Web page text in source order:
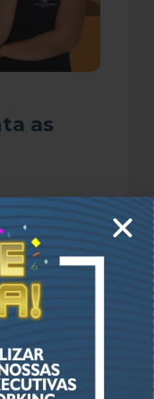
as
um Coworking
Muito
essa pode